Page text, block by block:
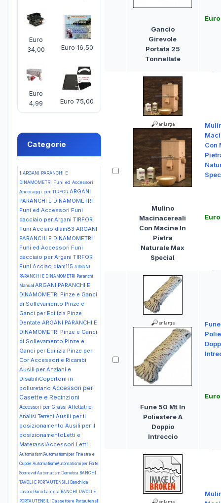
Euro
34,00
Euro 16,50
Euro
4,99
Euro 75,00
Categorie
1 ARGANI PARANCHI E
DINAMOMETRI Funi ed Accessori
Ancoraggi per TIRFOR ARGANI
PARANCHI E DINAMOMETRI
Funi ed Accessori Funi
dacciaio per Argani TIRFOR
Funi Acciaio diam83 ARGANI
PARANCHI E DINAMOMETRI
Funi ed Accessori Funi
dacciaio per Argani TIRFOR
Funi Acciao diam115 ARGANI
PARANCHI E DINAMOMETRI Paranchi
ManualiARGANI PARANCHI E
DINAMOMETRI Pinze e Ganci
di Sollevamento Pinze e
Ganci per Edilizia Pinze
Dentate ARGANI PARANCHI E
DINAMOMETRI Pinze e Ganci
di Sollevamento Pinze e
Ganci per Edilizia Pinze per
Cor Accessori e Ricambi
Ausili per Anziani e
DisabiliCopertoni in
poliuretano Accessori per
Casette e Recinzioni
Accessori per Grassi Affettatrici
Analisi Terreni Ausili per il
posizionamento Ausili per il
posizionamentoLetti e
MaterassiAccessori Letti
AutomatismiAutomatismi per Finestre e
Cupole AutomatismiAutomatismi per Porte
ScorrevoliAutomatismiDomotica BANCHI
TAVOLI E PORTAUTENSILI Banchi da
Lavoro Piano Lamiera BANCHI TAVOLI E
PORTAUTENSILI Cassettiere Portautensili
Gancio
Girevole
Portata 25
Tonnellate
Mulino
Macinacereali
Con Macine In
Pietra
Naturale Max
Special
Con
Fune 50 Mt In
Poliestere A
Doppio
Intreccio